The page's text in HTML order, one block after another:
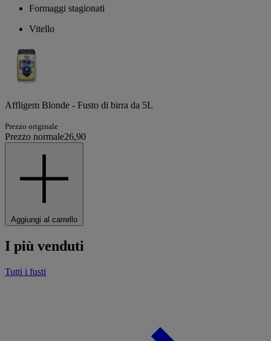
Formaggi stagionati
Vitello
Affligem Blonde - Fusto di birra da 5L
Prezzo originale
Prezzo normale26,90
Aggiungi al carrello
I più venduti
Tutti i fusti